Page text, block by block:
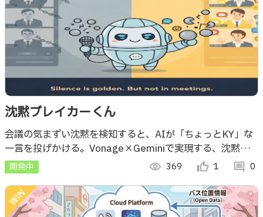
沈黙ブレイカーくん
会議の気まずい沈黙を検知すると、AIが「ちょっとKY」な
一言を投げかける。Vonage×Geminiで実現する、沈黙を
会話に変える魔法の会議ボット。
開発中 visibility 369 thumb_up_alt 1 comment 0